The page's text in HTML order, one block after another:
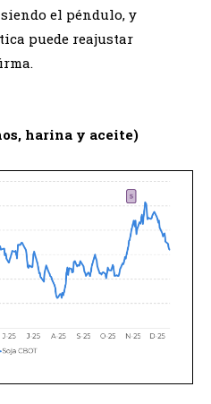
el péndulo, y
puede reajustar
harina y aceite)